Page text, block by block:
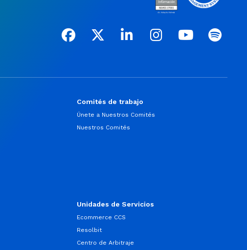
Comités de trabajo
Únete a Nuestros Comités
Nuestros Comités
Unidades de Servicios
Ecommerce CCS
Resolbit
Centro de Arbitraje